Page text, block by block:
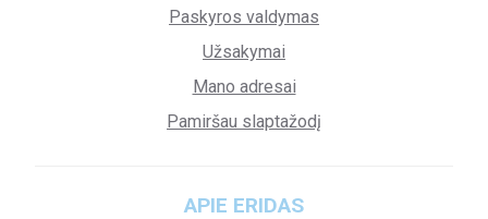
Paskyros valdymas
Užsakymai
Mano adresai
Pamiršau slaptažodį
APIE ERIDAS